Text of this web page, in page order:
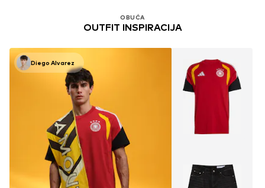
OBUĆA
OUTFIT INSPIRACIJA
Diego Alvarez